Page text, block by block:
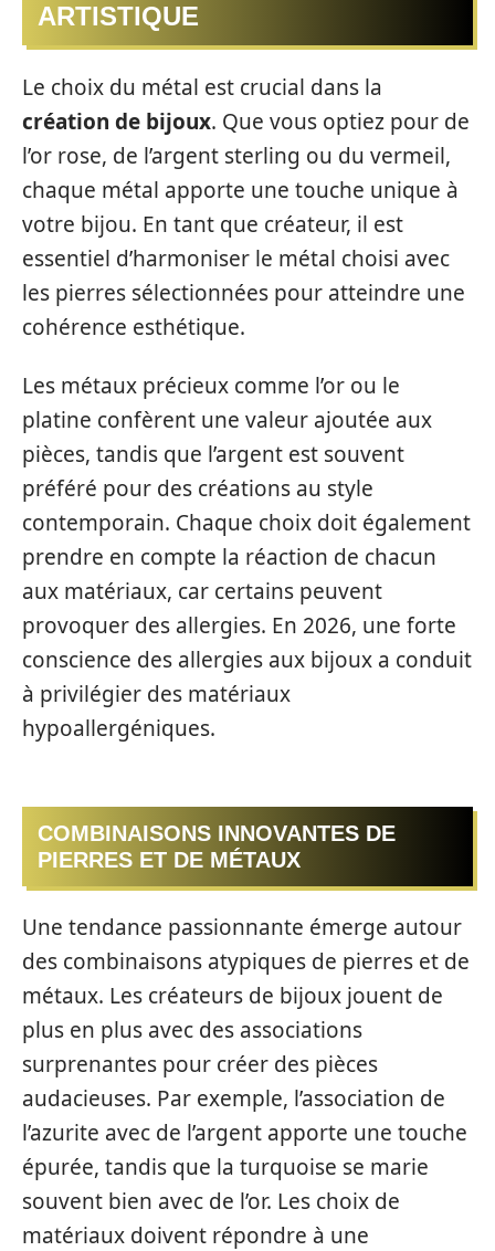
ARTISTIQUE
Le choix du métal est crucial dans la
création de bijoux. Que vous optiez pour de
l’or rose, de l’argent sterling ou du vermeil,
chaque métal apporte une touche unique à
votre bijou. En tant que créateur, il est
essentiel d’harmoniser le métal choisi avec
les pierres sélectionnées pour atteindre une
cohérence esthétique.
Les métaux précieux comme l’or ou le
platine confèrent une valeur ajoutée aux
pièces, tandis que l’argent est souvent
préféré pour des créations au style
contemporain. Chaque choix doit également
prendre en compte la réaction de chacun
aux matériaux, car certains peuvent
provoquer des allergies. En 2026, une forte
conscience des allergies aux bijoux a conduit
à privilégier des matériaux
hypoallergéniques.
COMBINAISONS INNOVANTES DE
PIERRES ET DE MÉTAUX
Une tendance passionnante émerge autour
des combinaisons atypiques de pierres et de
métaux. Les créateurs de bijoux jouent de
plus en plus avec des associations
surprenantes pour créer des pièces
audacieuses. Par exemple, l’association de
l’azurite avec de l’argent apporte une touche
épurée, tandis que la turquoise se marie
souvent bien avec de l’or. Les choix de
matériaux doivent répondre à une